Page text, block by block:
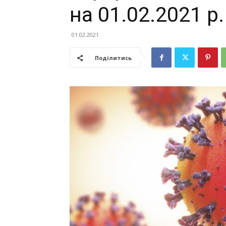
на 01.02.2021 р.
01.02.2021
Поділитись